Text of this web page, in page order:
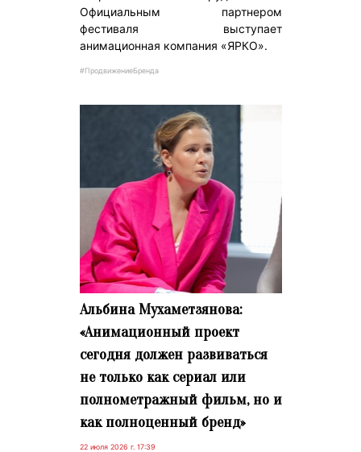
Официальным партнером
фестиваля выступает
анимационная компания «ЯРКО».
#ПродвижениеБренда
Альбина Мухаметзянова:
«Анимационный проект
сегодня должен развиваться
не только как сериал или
полнометражный фильм, но и
как полноценный бренд»
22 июля 2026 г. 17:39